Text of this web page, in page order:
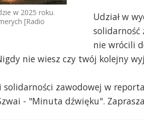
w 2025 roku.
[Radio
Udział w
solidarność
nie wrócili
nie wiesz czy twój kolejny
solidarności zawodowej w
- "Minuta dźwięku".